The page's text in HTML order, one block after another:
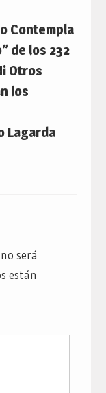
Contempla
de los 232
Otros
los
Lagarda
será
están